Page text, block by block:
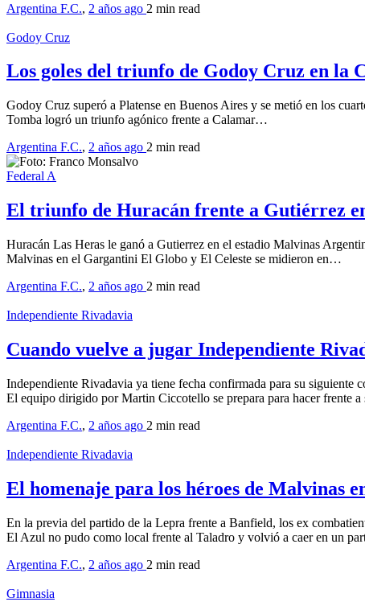
Argentina F.C., 2 años ago 2 min read
Godoy Cruz
Los goles del triunfo de Godoy Cruz en la
Godoy Cruz superó a Platense en Buenos Aires y se metió en los
Tomba logró un triunfo agónico frente a Calamar…
Argentina F.C., 2 años ago 2 min read
Federal A
El triunfo de Huracán frente a Gutiérrez
Huracán Las Heras le ganó a Gutierrez en el estadio Malvinas
Malvinas en el Gargantini El Globo y El Celeste se midieron en…
Argentina F.C., 2 años ago 2 min read
Independiente Rivadavia
Cuando vuelve a jugar Independiente
Independiente Rivadavia ya tiene fecha confirmada para su
El equipo dirigido por Martin Ciccotello se prepara para hacer frente
Argentina F.C., 2 años ago 2 min read
Independiente Rivadavia
El homenaje para los héroes de Malvinas
En la previa del partido de la Lepra frente a Banfield, los ex
El Azul no pudo como local frente al Taladro y volvió a caer en un
Argentina F.C., 2 años ago 2 min read
Gimnasia